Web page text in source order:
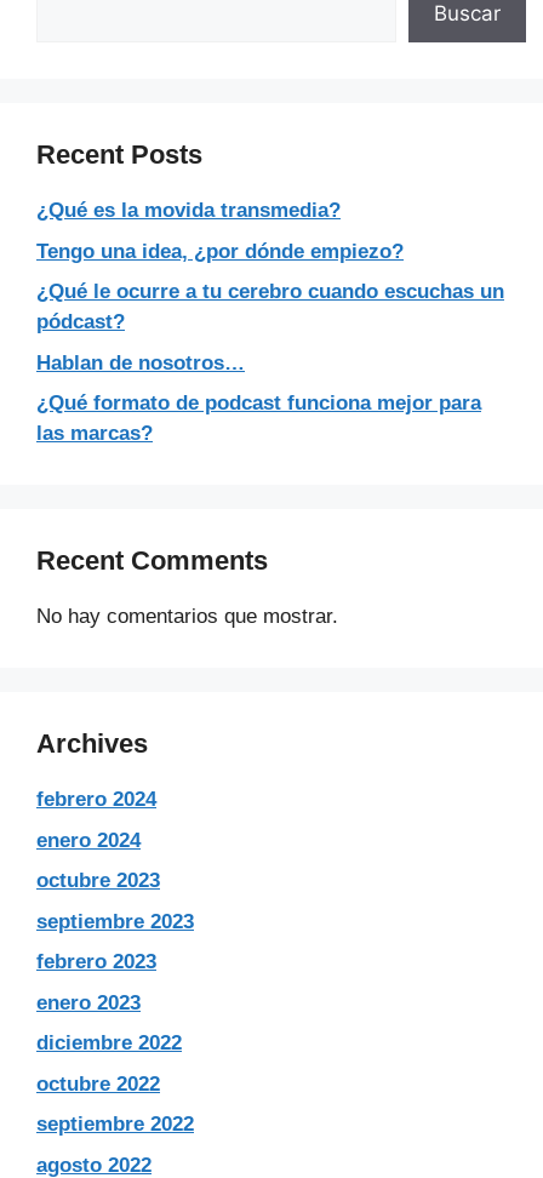
Buscar
Recent Posts
¿Qué es la movida transmedia?
Tengo una idea, ¿por dónde empiezo?
¿Qué le ocurre a tu cerebro cuando escuchas un
pódcast?
Hablan de nosotros…
¿Qué formato de podcast funciona mejor para
las marcas?
Recent Comments
No hay comentarios que mostrar.
Archives
febrero 2024
enero 2024
octubre 2023
septiembre 2023
febrero 2023
enero 2023
diciembre 2022
octubre 2022
septiembre 2022
agosto 2022